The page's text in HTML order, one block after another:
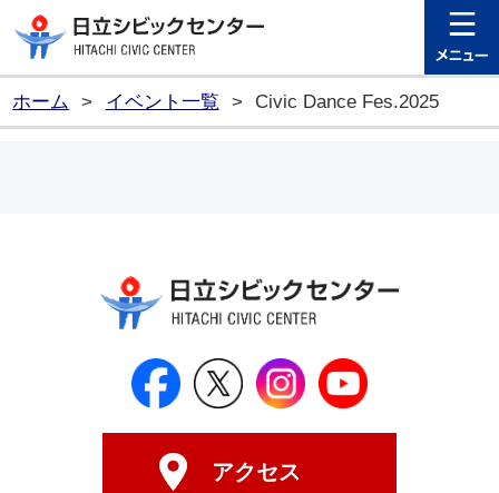
日立シビ
ホーム > イベント一覧 > Civic Dance Fes.2025
日立シビックセンター公式
日立シビックセンター
日立シビックセ
アクセス